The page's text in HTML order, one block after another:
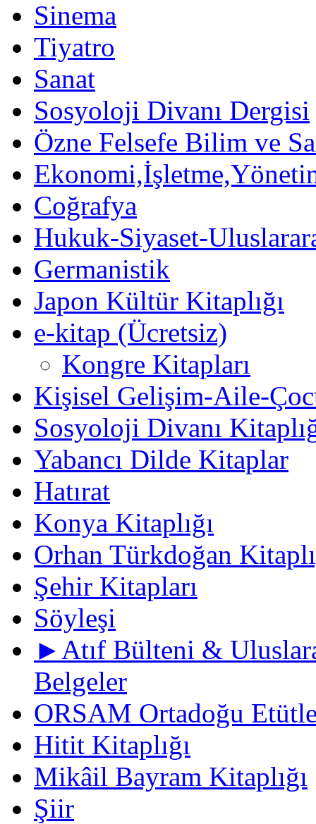
Sinema
Tiyatro
Sanat
Sosyoloji Divanı Dergisi
Özne Felsefe Bilim ve
Coğrafya
Hukuk-Siyaset-
Germanistik
Japon Kültür Kitaplığı
e-kitap (Ücretsiz)
Kongre Kitapları
Kişisel Gelişim-Aile-
Sosyoloji Divanı
Yabancı Dilde Kitaplar
Hatırat
Konya Kitaplığı
Orhan Türkdoğan
Şehir Kitapları
Söyleşi
►Atıf Bülteni &
Belgeler
ORSAM Ortadoğu
Hitit Kitaplığı
Mikâil Bayram Kitaplığı
Şiir